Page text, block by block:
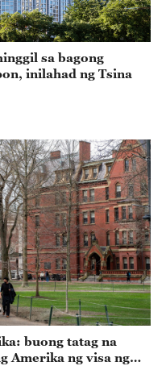
sa bagong
inilahad ng Tsina
buong tatag na
Amerika ng visa ng